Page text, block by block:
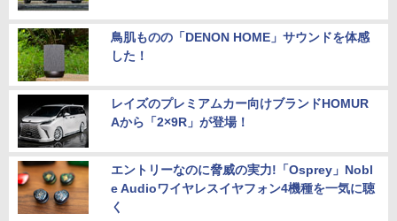
鳥肌ものの「DENON HOME」サウンドを体感
した！
レイズのプレミアムカー向けブランドHOMUR
Aから「2×9R」が登場！
エントリーなのに脅威の実力!「Osprey」Nobl
e Audioワイヤレスイヤフォン4機種を一気に聴
く